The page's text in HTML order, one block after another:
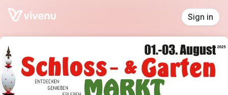
Skip header
Sign in